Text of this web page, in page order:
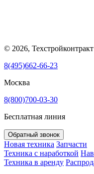
© 2026, Техстройконтракт
8(495)662-66-23
Москва
8(800)700-03-30
Бесплатная линия
Обратный звонок
Новая техника Запчасти
Техника с наработкой
Техника в аренду